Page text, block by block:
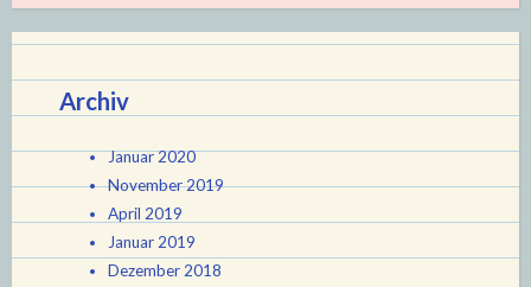
Archiv
Januar 2020
November 2019
April 2019
Januar 2019
Dezember 2018